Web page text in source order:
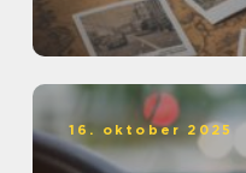
16. oktober 2025